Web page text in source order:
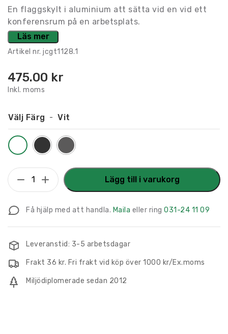
En flaggskylt i aluminium att sätta vid en vid ett
konferensrum på en arbetsplats.
Läs mer
Artikel nr. jcgt1128.1
475.00 kr
Inkl. moms
Välj Färg Vit
Flaggskylt
Konferensrum
x
180
mm
Lägg till i varukorg
Få hjälp med att handla. Maila eller ring 031-24 11 09
Leveranstid: 3-5 arbetsdagar
Frakt 36 kr. Fri frakt vid köp över 1000 kr/Ex.moms
Miljödiplomerade sedan 2012